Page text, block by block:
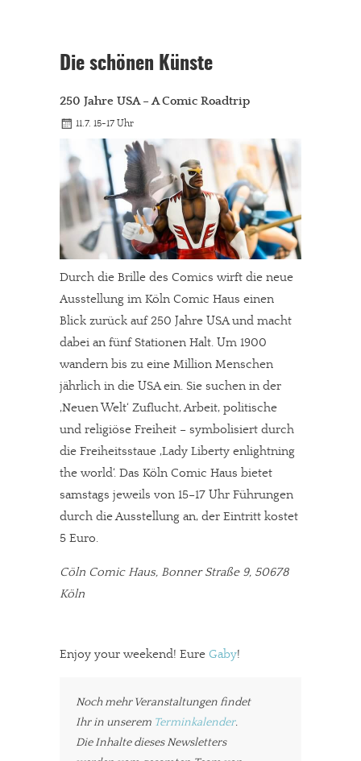
Die schönen Künste
250 Jahre USA – A Comic Roadtrip
11.7. 15-17 Uhr
Durch die Brille des Comics wirft die neue
Ausstellung im Köln Comic Haus einen
Blick zurück auf 250 Jahre USA und macht
dabei an fünf Stationen Halt. Um 1900
wandern bis zu eine Million Menschen
jährlich in die USA ein. Sie suchen in der
‚Neuen Welt‘ Zuflucht, Arbeit, politische
und religiöse Freiheit – symbolisiert durch
die Freiheitsstaue ‚Lady Liberty enlightning
the world‘. Das Köln Comic Haus bietet
samstags jeweils von 15–17 Uhr Führungen
durch die Ausstellung an, der Eintritt kostet
5 Euro.
Cöln Comic Haus, Bonner Straße 9, 50678
Köln
Enjoy your weekend! Eure Gaby!
Noch mehr Veranstaltungen findet
Ihr in unserem Terminkalender.
Die Inhalte dieses Newsletters